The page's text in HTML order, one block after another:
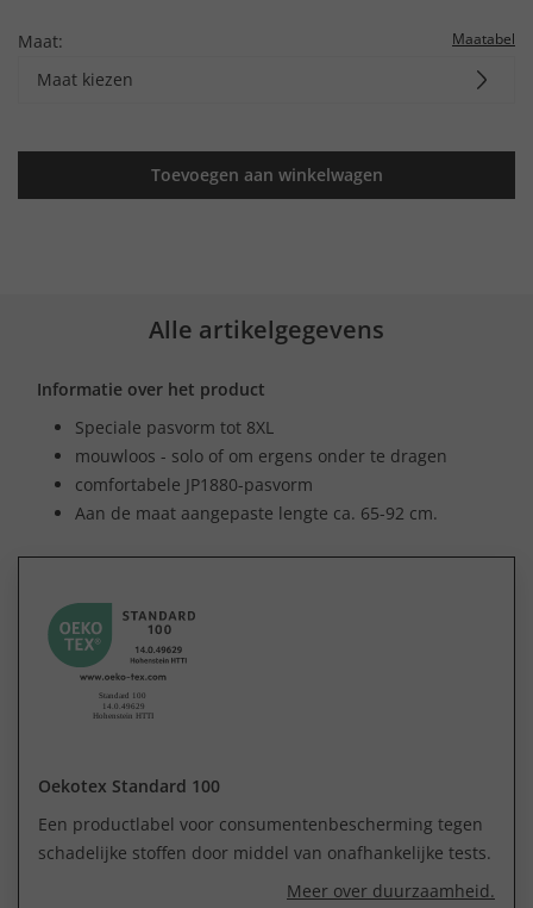
Maat: Maatabel
Maat kiezen
Toevoegen aan winkelwagen
Alle artikelgegevens
Informatie over het product
Speciale pasvorm tot 8XL
mouwloos - solo of om ergens onder te dragen
comfortabele JP1880-pasvorm
Aan de maat aangepaste lengte ca. 65-92 cm.
Oekotex Standard 100
Een productlabel voor consumentenbescherming tegen
schadelijke stoffen door middel van onafhankelijke tests.
Meer over duurzaamheid.